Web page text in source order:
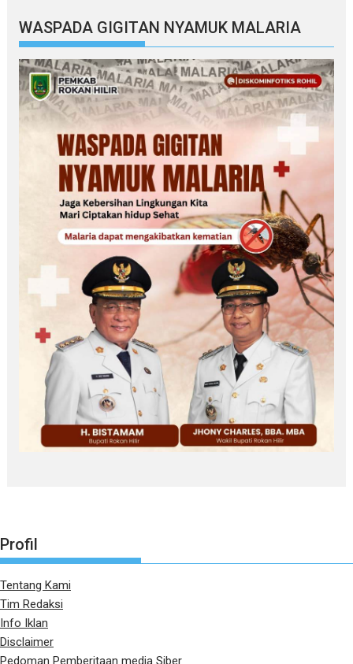
WASPADA GIGITAN NYAMUK MALARIA
Profil
Tentang Kami
Tim Redaksi
Info Iklan
Disclaimer
Pedoman Pemberitaan media Siber